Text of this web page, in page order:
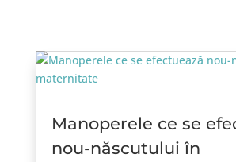
Manoperele ce se
nou-născutului în